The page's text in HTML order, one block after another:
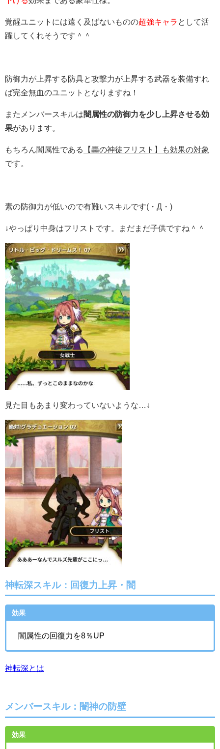
覚醒ユニットには遠く及ばないものの超強キャラ として活
躍してくれそうです＾＾
防御力が上昇する防具と攻撃力が上昇する武器を装備すれ
ば完全無血のユニットとなりますね！
またメンバースキルは闇属性の防御力を少し上昇させる効
果があります。
もちろん闇属性である
【轟の神徒フリスト】も効果の対象
です。
素の防御力が低いので有難いスキルです(・Д・)
↓やっぱり中身はフリストです。まだまだ子供ですね＾＾
見た目もあまり変わっていないような…↓
神転深スキル：回復力上昇・闇
効果
闇属性の回復力を8％UP
神転深とは
メンバースキル：闇神の防壁
効果